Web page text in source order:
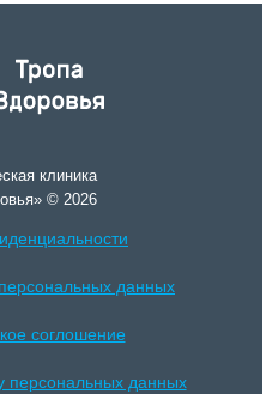
клиника
© 2026
данных
соглошение
персональных данных